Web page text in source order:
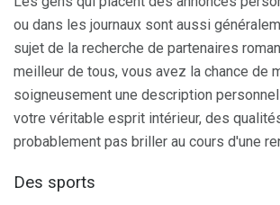
ou dans les journaux sont aussi
sujet de la recherche de partenaires
meilleur de tous, vous avez la chance de
soigneusement une description
votre véritable esprit intérieur, des
probablement pas briller au cours d'une
Des sports